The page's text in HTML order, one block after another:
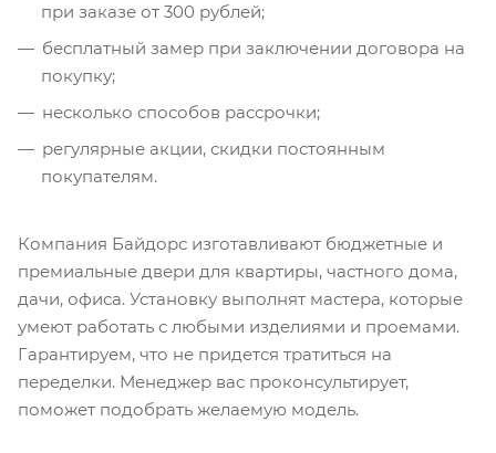
при заказе от 300 рублей;
бесплатный замер при заключении договора на
покупку;
несколько способов рассрочки;
регулярные акции, скидки постоянным
покупателям.
Компания Байдорс изготавливают бюджетные и
премиальные двери для квартиры, частного дома,
дачи, офиса. Установку выполнят мастера, которые
умеют работать с любыми изделиями и проемами.
Гарантируем, что не придется тратиться на
переделки. Менеджер вас проконсультирует,
поможет подобрать желаемую модель.